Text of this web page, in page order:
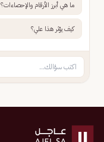
ما هي أبرز الأرقام والإحصاءات؟
كيف يؤثر هذا علي؟